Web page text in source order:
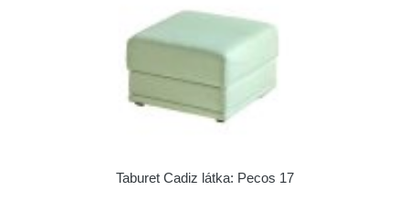
Taburet Cadiz látka: Pecos 17